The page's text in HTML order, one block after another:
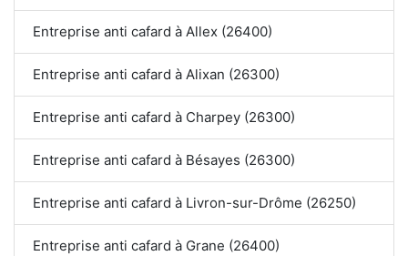
Entreprise anti cafard à Allex (26400)
Entreprise anti cafard à Alixan (26300)
Entreprise anti cafard à Charpey (26300)
Entreprise anti cafard à Bésayes (26300)
Entreprise anti cafard à Livron-sur-Drôme (26250)
Entreprise anti cafard à Grane (26400)